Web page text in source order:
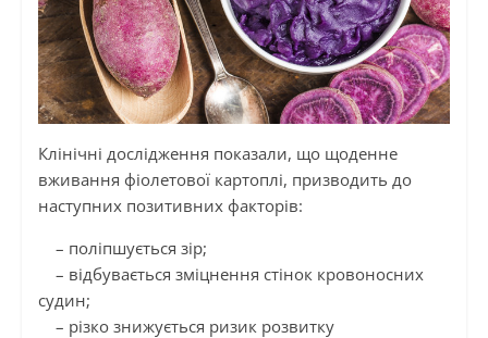
Клінічні дослідження показали, що щоденне
вживання фіолетової картоплі, призводить до
наступних позитивних факторів:
– поліпшується зір;
– відбувається зміцнення стінок кровоносних
судин;
– різко знижується ризик розвитку